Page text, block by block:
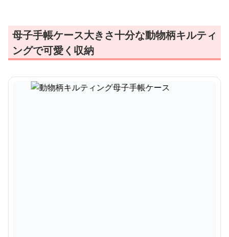
母子手帳ケース大きさ十分な動物柄キルティ
ングで可愛く収納